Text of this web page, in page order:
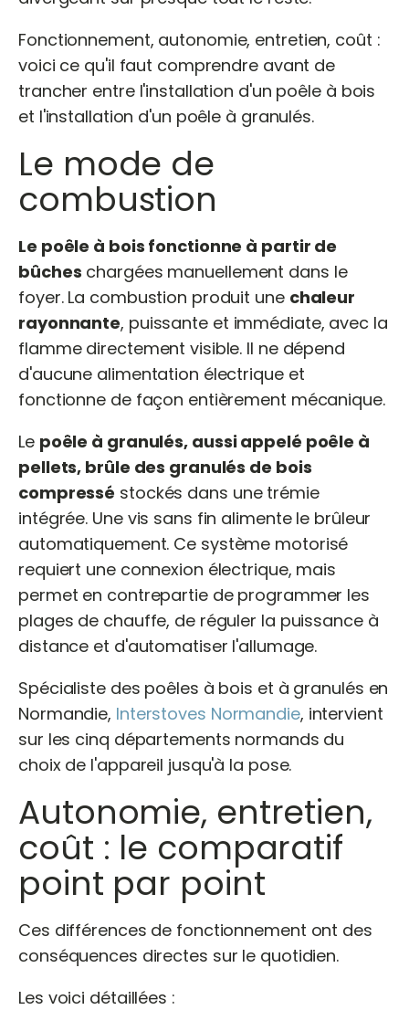
Fonctionnement, autonomie, entretien, coût :
voici ce qu'il faut comprendre avant de
trancher entre l'installation d'un poêle à bois
et l'installation d'un poêle à granulés.
Le mode de
combustion
Le poêle à bois fonctionne à partir de
bûches chargées manuellement dans le
foyer. La combustion produit une chaleur
rayonnante, puissante et immédiate, avec la
flamme directement visible. Il ne dépend
d'aucune alimentation électrique et
fonctionne de façon entièrement mécanique.
Le poêle à granulés, aussi appelé poêle à
pellets, brûle des granulés de bois
compressé stockés dans une trémie
intégrée. Une vis sans fin alimente le brûleur
automatiquement. Ce système motorisé
requiert une connexion électrique, mais
permet en contrepartie de programmer les
plages de chauffe, de réguler la puissance à
distance et d'automatiser l'allumage.
Spécialiste des poêles à bois et à granulés en
Normandie, Interstoves Normandie, intervient
sur les cinq départements normands du
choix de l'appareil jusqu'à la pose.
Autonomie, entretien,
coût : le comparatif
point par point
Ces différences de fonctionnement ont des
conséquences directes sur le quotidien.
Les voici détaillées :